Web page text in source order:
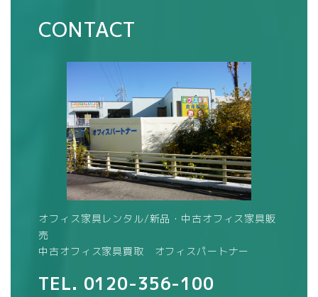
CONTACT
オフィス家具レンタル/新品・中古オフィス家具販
売
中古オフィス家具買取 オフィスパートナー
TEL. 0120-356-100